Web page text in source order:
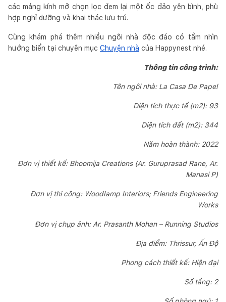
các mảng kính mở chọn lọc đem lại một ốc đảo yên bình, phù
hợp nghỉ dưỡng và khai thác lưu trú.
Cùng khám phá thêm nhiều ngôi nhà độc đáo có tầm nhìn
hướng biển tại chuyên mục Chuyện nhà của Happynest nhé.
Thông tin công trình:
Tên ngôi nhà: La Casa De Papel
Diện tích thực tế (m2): 93
Diện tích đất (m2): 344
Năm hoàn thành: 2022
Đơn vị thiết kế: Bhoomija Creations (Ar. Guruprasad Rane, Ar.
Manasi P)
Đơn vị thi công: Woodlamp Interiors; Friends Engineering
Works
Đơn vị chụp ảnh: Ar. Prasanth Mohan – Running Studios
Địa điểm: Thrissur, Ấn Độ
Phong cách thiết kế: Hiện đại
Số tầng: 2